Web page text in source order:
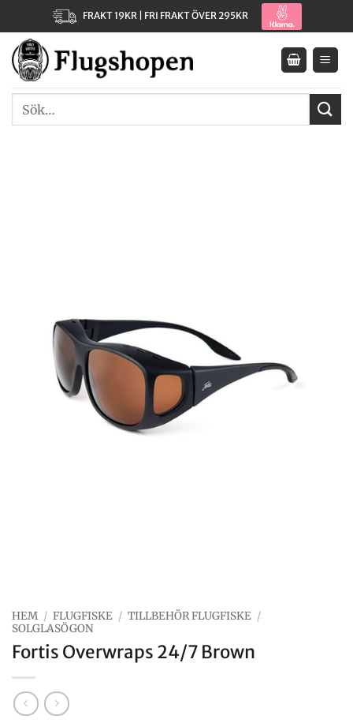
to
content
FRAKT 19KR | FRI FRAKT ÖVER 295KR
HEM / FLUGFISKE / TILLBEHÖR FLUGFISKE /
SOLGLASÖGON
Fortis Overwraps 24/7 Brown